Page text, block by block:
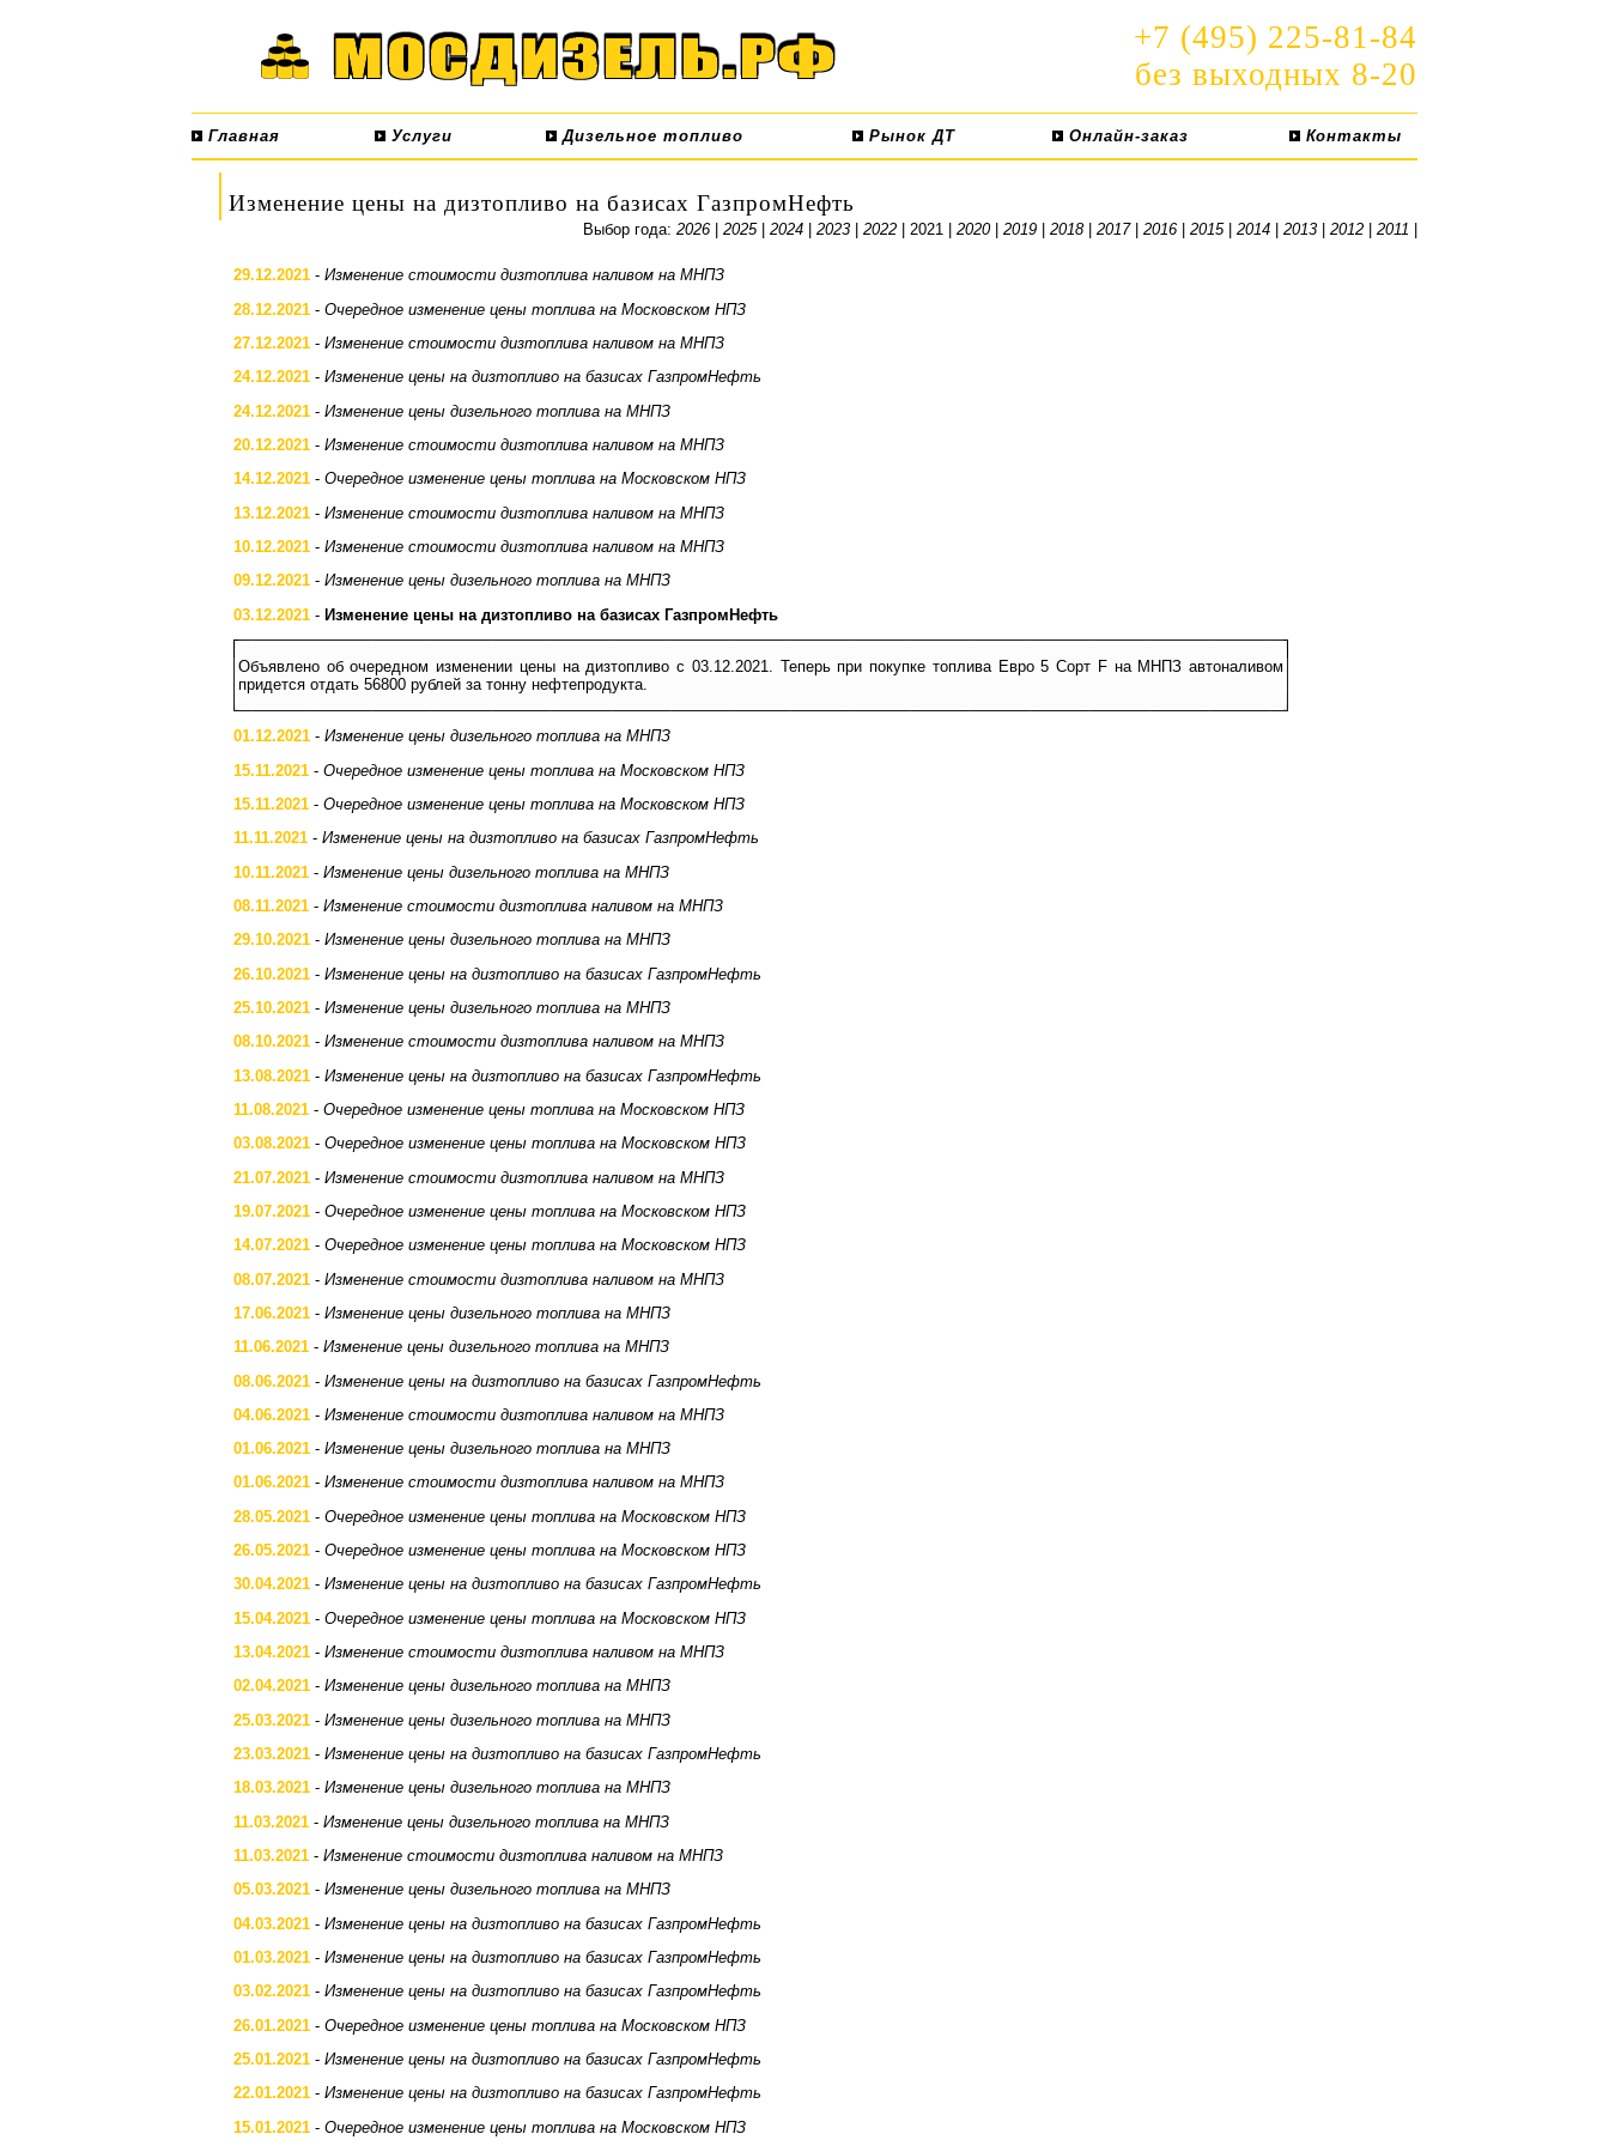
+7 (495) 225-81-84
без выходных 8-20
Главная Услуги Дизельное топливо Рынок ДТ Онлайн-заказ Контакты
Изменение цены на дизтопливо на базисах ГазпромНефть
Выбор года: 2026 2025| 2024 2023 2022 | 2021 | 2020| 2019 2018| 2017| 2016 2015| 2014 2013 2012 2011
29.12.2021 - Изменение стоимости дизтоплива наливом на МНПЗ
28.12.2021 - Очередное изменение цены топлива на Московском НПЗ
27.12.2021 - Изменение стоимости дизтоплива наливом на МНПЗ
24.12.2021 - Изменение цены на дизтопливо на базисах ГазпромНефть
24.12.2021 - Изменение цены дизельного топлива на МНПЗ
20.12.2021 - Изменение стоимости дизтоплива наливом на МНПЗ
14.12.2021 - Очередное изменение цены топлива на Московском НПЗ
13.12.2021 - Изменение стоимости дизтоплива наливом на МНПЗ
10.12.2021 - Изменение стоимости дизтоплива наливом на МНПЗ
09.12.2021 - Изменение цены дизельного топлива на МНПЗ
03.12.2021 - Изменение цены на дизтопливо на базисах ГазпромНефть
Объявлено об очередном изменении цены на дизтопливо с 03.12.2021. Теперь при покупке топлива Евро 5 Сорт F на МНПЗ автоналивом
придется отдать 56800 рублей за тонну нефтепродукта.
01.12.2021 - Изменение цены дизельного топлива на МНПЗ
15.11.2021 - Очередное изменение цены топлива на Московском НПЗ
15.11.2021 - Очередное изменение цены топлива на Московском НПЗ
11.11.2021 - Изменение цены на дизтопливо на базисах ГазпромНефть
10.11.2021 - Изменение цены дизельного топлива на МНПЗ
08.11.2021 - Изменение стоимости дизтоплива наливом на МНПЗ
29.10.2021 - Изменение цены дизельного топлива на МНПЗ
26.10.2021 - Изменение цены на дизтопливо на базисах ГазпромНефть
25.10.2021 - Изменение цены дизельного топлива на МНПЗ
08.10.2021 - Изменение стоимости дизтоплива наливом на МНПЗ
13.08.2021 - Изменение цены на дизтопливо на базисах ГазпромНефть
11.08.2021 - Очередное изменение цены топлива на Московском НПЗ
03.08.2021 - Очередное изменение цены топлива на Московском НПЗ
21.07.2021 - Изменение стоимости дизтоплива наливом на МНПЗ
19.07.2021 - Очередное изменение цены топлива на Московском НПЗ
14.07.2021 - Очередное изменение цены топлива на Московском НПЗ
08.07.2021 - Изменение стоимости дизтоплива наливом на МНПЗ
17.06.2021 - Изменение цены дизельного топлива на МНПЗ
11.06.2021 - Изменение цены дизельного топлива на МНПЗ
08.06.2021 - Изменение цены на дизтопливо на базисах ГазпромНефть
04.06.2021 - Изменение стоимости дизтоплива наливом на МНПЗ
01.06.2021 - Изменение цены дизельного топлива на МНПЗ
01.06.2021 - Изменение стоимости дизтоплива наливом на МНПЗ
28.05.2021 - Очередное изменение цены топлива на Московском НПЗ
26.05.2021 - Очередное изменение цены топлива на Московском НПЗ
30.04.2021 - Изменение цены на дизтопливо на базисах ГазпромНефть
15.04.2021 - Очередное изменение цены топлива на Московском НПЗ
13.04.2021 - Изменение стоимости дизтоплива наливом на МНПЗ
02.04.2021 - Изменение цены дизельного топлива на МНПЗ
25.03.2021 - Изменение цены дизельного топлива на МНПЗ
23.03.2021 - Изменение цены на дизтопливо на базисах ГазпромНефть
18.03.2021 - Изменение цены дизельного топлива на МНПЗ
11.03.2021 - Изменение цены дизельного топлива на МНПЗ
11.03.2021 - Изменение стоимости дизтоплива наливом на МНПЗ
05.03.2021 - Изменение цены дизельного топлива на МНПЗ
04.03.2021 - Изменение цены на дизтопливо на базисах ГазпромНефть
01.03.2021 - Изменение цены на дизтопливо на базисах ГазпромНефть
03.02.2021 - Изменение цены на дизтопливо на базисах ГазпромНефть
26.01.2021 - Очередное изменение цены топлива на Московском НПЗ
25.01.2021 - Изменение цены на дизтопливо на базисах ГазпромНефть
22.01.2021 - Изменение цены на дизтопливо на базисах ГазпромНефть
15.01.2021 - Очередное изменение цены топлива на Московском НПЗ